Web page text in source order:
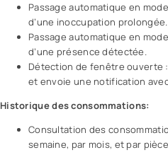
Passage automatique en
d’une inoccupation prolongée.
Passage automatique en
d’une présence détectée.
Détection de fenêtre ouverte
et envoie une notification
Historique des consommations:
Consultation des
semaine, par mois, et par